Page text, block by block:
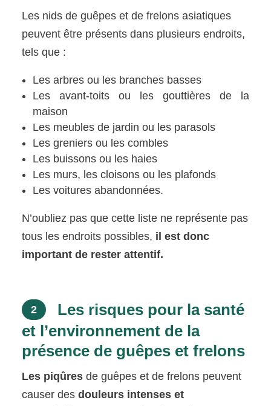
Les nids de guêpes et de frelons asiatiques
peuvent être présents dans plusieurs endroits,
tels que :
Les arbres ou les branches basses
Les avant-toits ou les gouttières de la
maison
Les meubles de jardin ou les parasols
Les greniers ou les combles
Les buissons ou les haies
Les murs, les cloisons ou les plafonds
Les voitures abandonnées.
N’oubliez pas que cette liste ne représente pas
tous les endroits possibles, il est donc
important de rester attentif.
2
Les risques pour la santé
et l’environnement de la
présence de guêpes et frelons
Les piqûres de guêpes et de frelons peuvent
causer desdouleurs intenses et